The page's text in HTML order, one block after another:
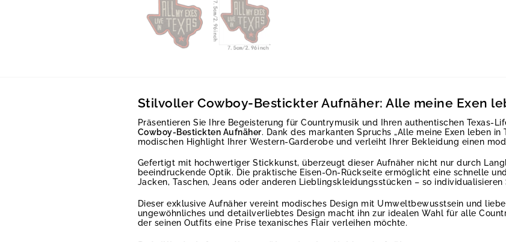
Stilvoller Cowboy-Bestickter Aufnäher: Alle meine Exen
Präsentieren Sie Ihre Begeisterung für Countrymusik und Ihren authentischen Texas-
Cowboy-Bestickten Aufnäher. Dank des markanten Spruchs „Alle meine Exen leben
modischen Highlight Ihrer Western-Garderobe und verleiht Ihrer Bekleidung einen
Gefertigt mit hochwertiger Stickkunst, überzeugt dieser Aufnäher nicht nur durch
beeindruckende Optik. Die praktische Eisen-On-Rückseite ermöglicht eine schnelle
Jacken, Taschen, Jeans oder anderen Lieblingskleidungsstücken – so individualisieren
Dieser exklusive Aufnäher vereint modisches Design mit Umweltbewusstsein und
ungewöhnliches und detailverliebtes Design macht ihn zur idealen Wahl für alle
der seinen Outfits eine Prise texanisches Flair verleihen möchte.